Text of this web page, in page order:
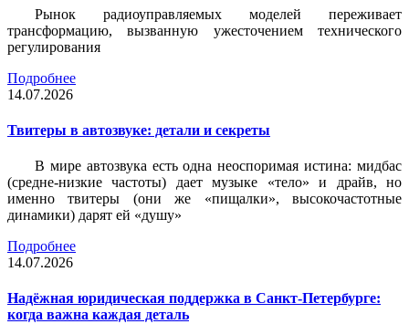
Рынок радиоуправляемых моделей переживает
трансформацию, вызванную ужесточением технического
регулирования
Подробнее
14.07.2026
Твитеры в автозвуке: детали и секреты
В мире автозвука есть одна неоспоримая истина: мидбас
(средне-низкие частоты) дает музыке «тело» и драйв, но
именно твитеры (они же «пищалки», высокочастотные
динамики) дарят ей «душу»
Подробнее
14.07.2026
Надёжная юридическая поддержка в Санкт-Петербурге:
когда важна каждая деталь